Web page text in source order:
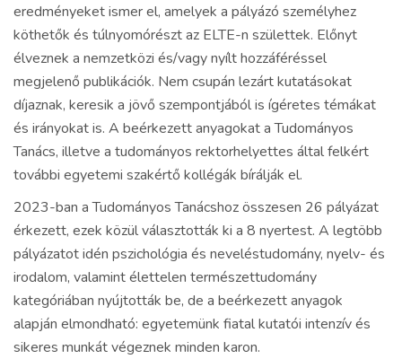
eredményeket ismer el, amelyek a pályázó személyhez
köthetők és túlnyomórészt az ELTE-n születtek. Előnyt
élveznek a nemzetközi és/vagy nyílt hozzáféréssel
megjelenő publikációk. Nem csupán lezárt kutatásokat
díjaznak, keresik a jövő szempontjából is ígéretes témákat
és irányokat is. A beérkezett anyagokat a Tudományos
Tanács, illetve a tudományos rektorhelyettes által felkért
további egyetemi szakértő kollégák bírálják el.
2023-ban a Tudományos Tanácshoz összesen 26 pályázat
érkezett, ezek közül választották ki a 8 nyertest. A legtöbb
pályázatot idén pszichológia és neveléstudomány, nyelv- és
irodalom, valamint élettelen természettudomány
kategóriában nyújtották be, de a beérkezett anyagok
alapján elmondható: egyetemünk fiatal kutatói intenzív és
sikeres munkát végeznek minden karon.